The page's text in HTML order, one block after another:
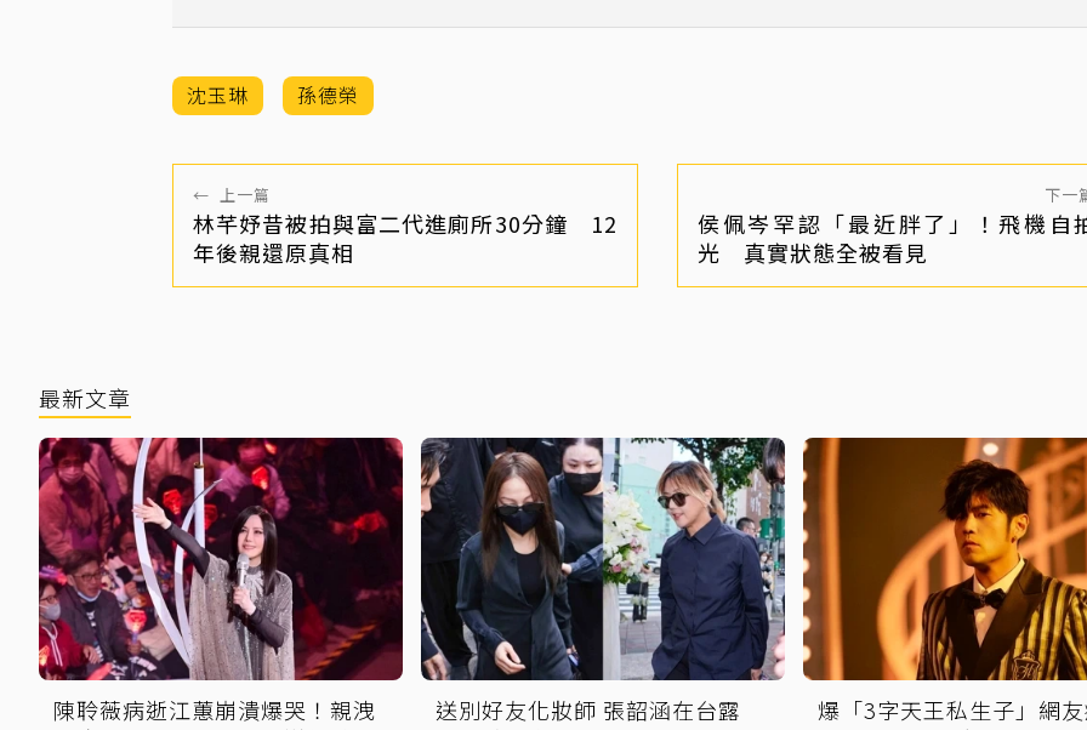
沈玉琳 孫德榮
← 上一篇
林芊妤昔被拍與富二代進廁所30分鐘 12
年後親還原真相
下一
侯佩岑罕認「最近胖了」！飛機自
光 真實狀態全被看見
最新文章
陳聆薇病逝江蕙崩潰爆哭！親洩
送別好友化妝師 張韶涵在台露
爆「3字天王私生子」網